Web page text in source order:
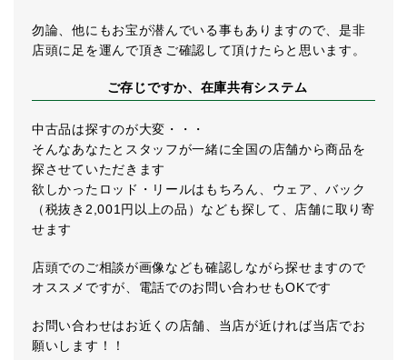
勿論、他にもお宝が潜んでいる事もありますので、是非
店頭に足を運んで頂きご確認して頂けたらと思います。
ご存じですか、在庫共有システム
中古品は探すのが大変・・・
そんなあなたとスタッフが一緒に全国の店舗から商品を
探させていただきます
欲しかったロッド・リールはもちろん、ウェア、バック
（税抜き2,001円以上の品）なども探して、店舗に取り寄
せます
店頭でのご相談が画像なども確認しながら探せますので
オススメですが、電話でのお問い合わせもOKです
お問い合わせはお近くの店舗、当店が近ければ当店でお
願いします！！